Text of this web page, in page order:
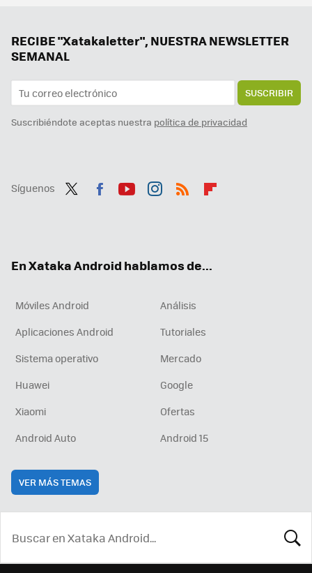
RECIBE "Xatakaletter", NUESTRA NEWSLETTER
SEMANAL
SUSCRIBIR
Suscribiéndote aceptas nuestra política de privacidad
Síguenos
En Xataka Android hablamos de...
Móviles Android
Análisis
Aplicaciones Android
Tutoriales
Sistema operativo
Mercado
Huawei
Google
Xiaomi
Ofertas
Android Auto
Android 15
VER MÁS TEMAS